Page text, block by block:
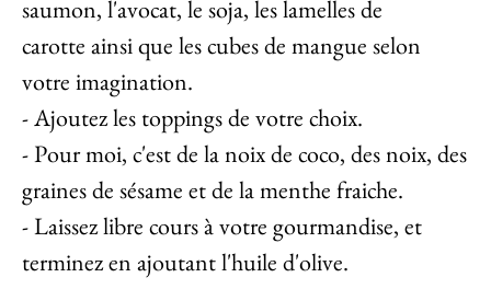
saumon, l'avocat, le soja, les lamelles de
carotte ainsi que les cubes de mangue selon
votre imagination.
- Ajoutez les toppings de votre choix.
- Pour moi, c'est de la noix de coco, des noix, des
graines de sésame et de la menthe fraiche.
- Laissez libre cours à votre gourmandise, et
terminez en ajoutant l'huile d'olive.